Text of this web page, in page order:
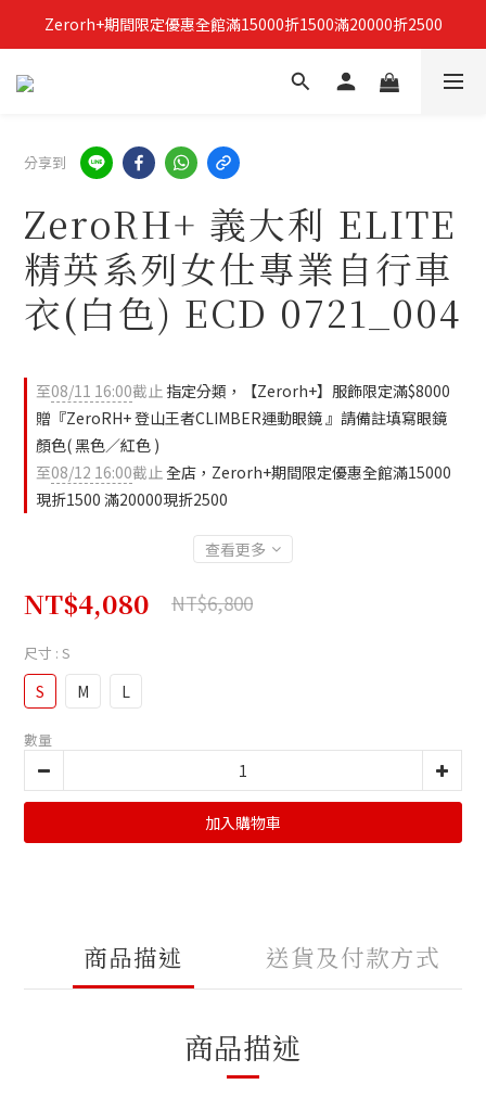
立即加入Zerorh+官網會員，獲得購物禮金
Zerorh+期間限定優惠全館滿15000折1500滿20000折2500
立即加入Zerorh+官網會員，獲得購物禮金
分享到
ZeroRH+ 義大利 ELITE
精英系列女仕專業自行車
衣(白色) ECD 0721_004
至08/11 16:00截止 指定分類，【Zerorh+】服飾限定滿$8000
贈『ZeroRH+ 登山王者CLIMBER運動眼鏡 』請備註填寫眼鏡
顏色( 黑色／紅色 )
至08/12 16:00截止全店，Zerorh+期間限定優惠全館滿15000
現折1500 滿20000現折2500
查看更多
NT$4,080 NT$6,800
尺寸 : S
S M L
數量
加入購物車
商品描述 送貨及付款方式
商品描述